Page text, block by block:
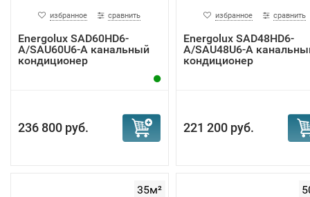
избранное сравнить
Energolux SAD60HD6-
A/SAU60U6-A канальный
кондиционер
236 800 руб.
избранное сравнить
Energolux SAD48HD6-
A/SAU48U6-A
кондиционер
221 200 руб.
35м²